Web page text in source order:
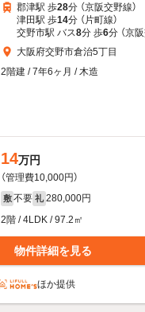
郡津駅 歩28分 （京阪交野線）
津田駅 歩14分 （片町線）
交野市駅 バス8分 歩6分 （京
大阪府交野市倉治5丁目
2階建 / 7年6ヶ月 / 木造
14万円
（管理費10,000円）
敷 不要 礼 280,000円
2階 / 4LDK / 97.2㎡
物件詳細を見る
ほか提供